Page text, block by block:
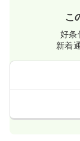
こ
好条
新着